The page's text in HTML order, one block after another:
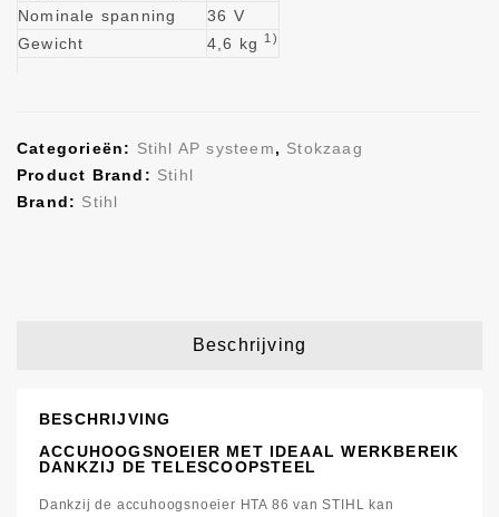
Nominale spanning
36 V
Gewicht
4,6 kg 1)
Categorieën: Stihl AP systeem, Stokzaag
Product Brand: Stihl
Brand: Stihl
Beschrijving
BESCHRIJVING
ACCUHOOGSNOEIER MET IDEAAL WERKBEREIK
DANKZIJ DE TELESCOOPSTEEL
Dankzij de accuhoogsnoeier HTA 86 van STIHL kan